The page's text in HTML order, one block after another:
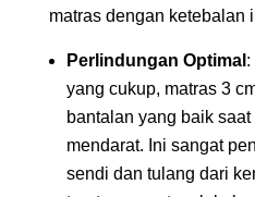
matras dengan ketebalan
Perlindungan Optimal :
yang cukup, matras 3
bantalan yang baik
mendarat. Ini sangat
sendi dan tulang dari